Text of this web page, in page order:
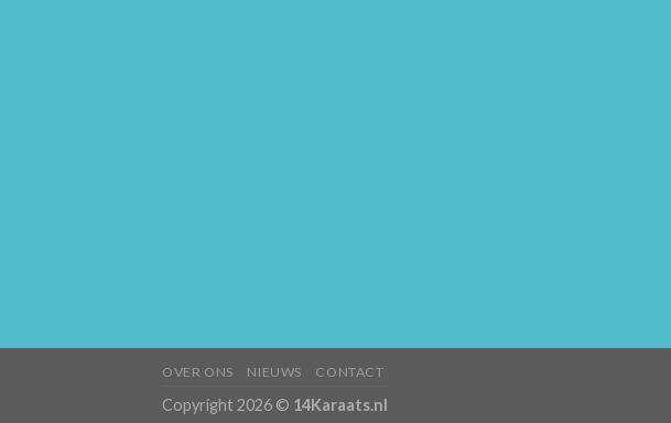
OVER ONS NIEUWS CONTACT
Copyright 2026 © 14Karaats.nl